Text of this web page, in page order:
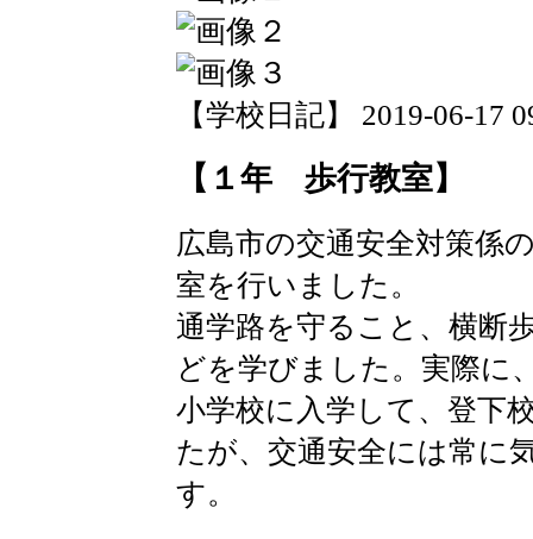
【学校日記】 2019-06-17
【１年 歩行教室】
広島市の交通安全対策係
室を行いました。
通学路を守ること、横断
どを学びました。実際に
小学校に入学して、登下
たが、交通安全には常に
す。